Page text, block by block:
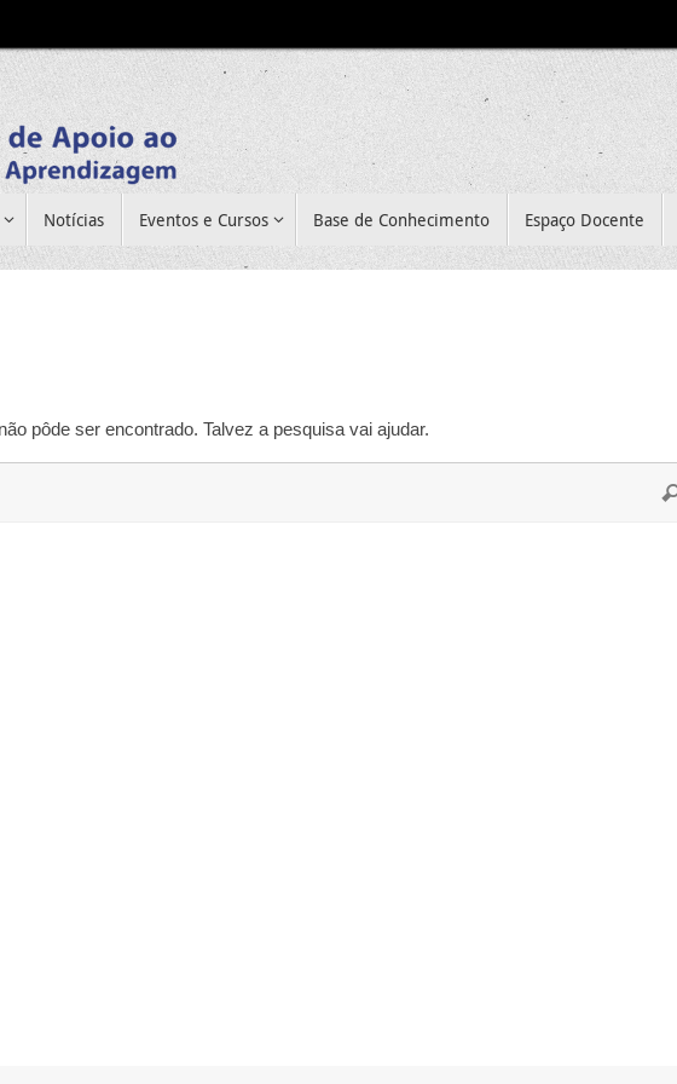
Notícias Eventos e Cursos Base de Conhecimento Espaço Docente
pôde ser encontrado. Talvez a pesquisa vai ajudar.